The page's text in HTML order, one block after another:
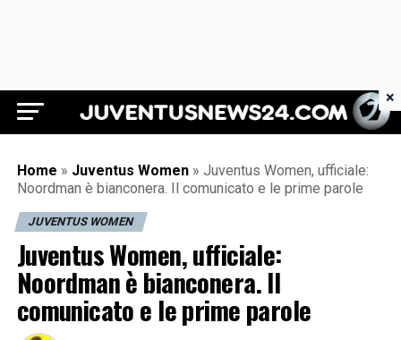
Juventus News 24
Home » Juventus Women » Juventus Women, ufficiale:
Noordman è bianconera. Il comunicato e le prime parole
JUVENTUS WOMEN
Juventus Women, ufficiale:
Noordman è bianconera. Il
comunicato e le prime parole
×